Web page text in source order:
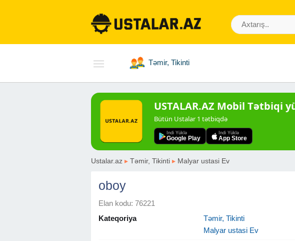
Təmir, Tikinti
USTALAR.AZ Mobil Tətbiqi
Bütün Ustalar 1 tətbiqdə
Indi Yüklə
Google Play
Indi Yüklə
App Store
Ustalar.az ▸ Təmir, Tikinti ▸ Malyar ustasi Ev
oboy
Elan kodu: 76221
Kateqoriya
Təmir, Tikinti
Malyar ustasi Ev